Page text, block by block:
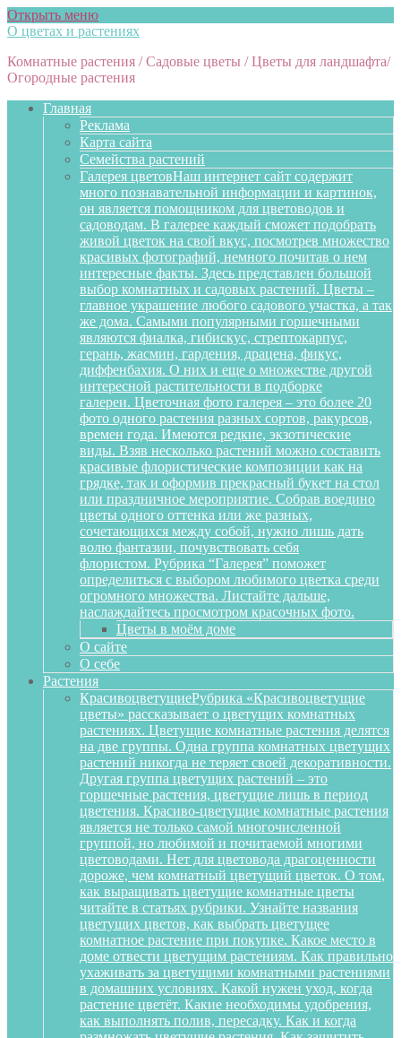
Открыть меню
О цветах и растениях
Комнатные растения / Садовые цветы / Цветы для ландшафта/
Огородные растения
Главная
Реклама
Карта сайта
Семейства растений
Галерея цветовНаш интернет сайт содержит
много познавательной информации и картинок,
он является помощником для цветоводов и
садоводам. В галерее каждый сможет подобрать
живой цветок на свой вкус, посмотрев множество
красивых фотографий, немного почитав о нем
интересные факты. Здесь представлен большой
выбор комнатных и садовых растений. Цветы –
главное украшение любого садового участка, а так
же дома. Самыми популярными горшечными
являются фиалка, гибискус, стрептокарпус,
герань, жасмин, гардения, драцена, фикус,
диффенбахия. О них и еще о множестве другой
интересной растительности в подборке
галереи. Цветочная фото галерея – это более 20
фото одного растения разных сортов, ракурсов,
времен года. Имеются редкие, экзотические
виды. Взяв несколько растений можно составить
красивые флористические композиции как на
грядке, так и оформив прекрасный букет на стол
или праздничное мероприятие. Собрав воедино
цветы одного оттенка или же разных,
сочетающихся между собой, нужно лишь дать
волю фантазии, почувствовать себя
флористом. Рубрика “Галерея” поможет
определиться с выбором любимого цветка среди
огромного множества. Листайте дальше,
наслаждайтесь просмотром красочных фото.
Цветы в моём доме
О сайте
О себе
Растения
КрасивоцветущиеРубрика «Красивоцветущие
цветы» рассказывает о цветущих комнатных
растениях. Цветущие комнатные растения делятся
на две группы. Одна группа комнатных цветущих
растений никогда не теряет своей декоративности.
Другая группа цветущих растений – это
горшечные растения, цветущие лишь в период
цветения. Красиво-цветущие комнатные растения
является не только самой многочисленной
группой, но любимой и почитаемой многими
цветоводами. Нет для цветовода драгоценности
дороже, чем комнатный цветущий цветок. О том,
как выращивать цветущие комнатные цветы
читайте в статьях рубрики. Узнайте названия
цветущих цветов, как выбрать цветущее
комнатное растение при покупке. Какое место в
доме отвести цветущим растениям. Как правильно
ухаживать за цветущими комнатными растениями
в домашних условиях. Какой нужен уход, когда
растение цветёт. Какие необходимы удобрения,
как выполнять полив, пересадку. Как и когда